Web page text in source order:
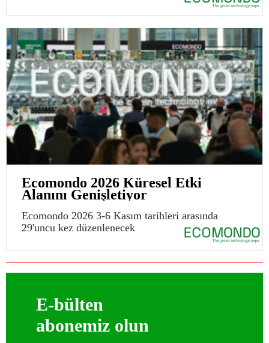
Ecomondo 2026 Küresel Etki
Alanını Genişletiyor
Ecomondo 2026 3-6 Kasım tarihleri arasında
29'uncu kez düzenlenecek
E-bülten
abonemiz olun